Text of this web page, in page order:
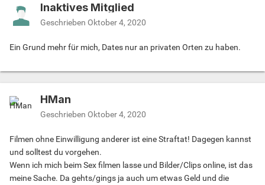
Inaktives Mitglied
Geschrieben Oktober 4, 2020
Ein Grund mehr für mich, Dates nur an privaten Orten zu haben.
HMan
Geschrieben Oktober 4, 2020
Filmen ohne Einwilligung anderer ist eine Straftat! Dagegen kannst
und solltest du vorgehen.
Wenn ich mich beim Sex filmen lasse und Bilder/Clips online, ist das
meine Sache. Da gehts/gings ja auch um etwas Geld und die